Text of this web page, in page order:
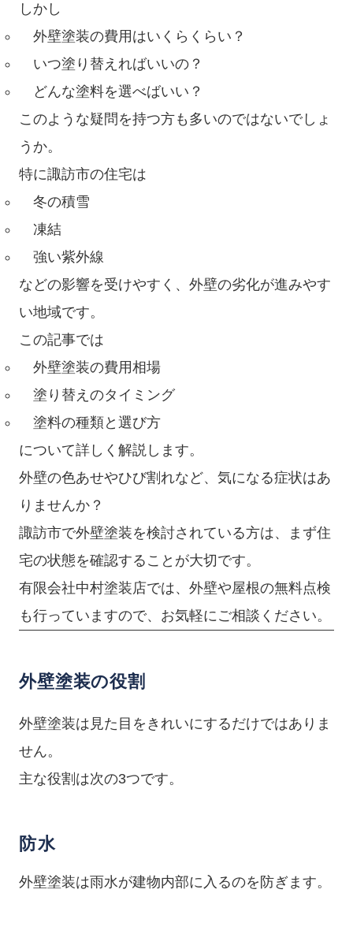
しかし
外壁塗装の費用はいくらくらい？
いつ塗り替えればいいの？
どんな塗料を選べばいい？
このような疑問を持つ方も多いのではないでしょ
うか。
特に諏訪市の住宅は
冬の積雪
凍結
強い紫外線
などの影響を受けやすく、外壁の劣化が進みやす
い地域です。
この記事では
外壁塗装の費用相場
塗り替えのタイミング
塗料の種類と選び方
について詳しく解説します。
外壁の色あせやひび割れなど、気になる症状はあ
りませんか？
諏訪市で外壁塗装を検討されている方は、まず住
宅の状態を確認することが大切です。
有限会社中村塗装店では、外壁や屋根の無料点検
も行っていますので、お気軽にご相談ください。
外壁塗装の役割
外壁塗装は見た目をきれいにするだけではありま
せん。
主な役割は次の3つです。
防水
外壁塗装は雨水が建物内部に入るのを防ぎます。